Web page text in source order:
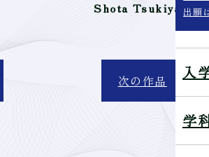
出願
入
学
Shota Tsukiyama
次の作品